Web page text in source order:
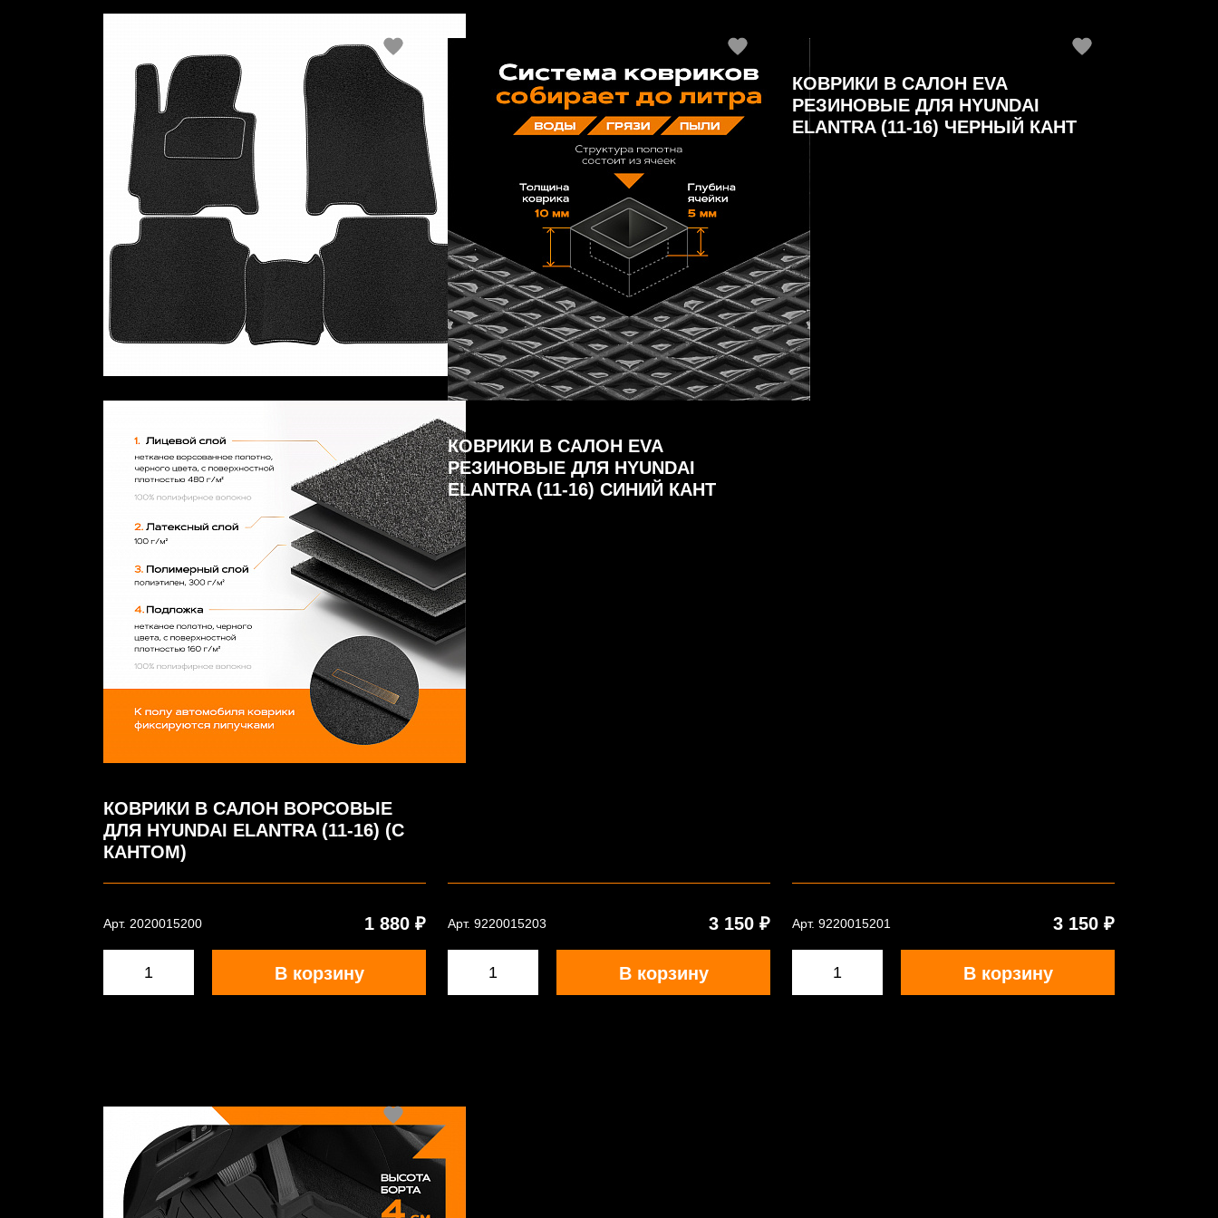
КОВРИКИ В САЛОН ВОРСОВЫЕ
ДЛЯ HYUNDAI ELANTRA (11-16) (С
КАНТОМ)
Арт. 2020015200 1 880 ₽
В корзину
КОВРИКИ В САЛОН EVA
РЕЗИНОВЫЕ ДЛЯ HYUNDAI
ELANTRA (11-16) СИНИЙ КАНТ
Арт. 9220015203 3 150 ₽
В корзину
КОВРИКИ В САЛОН EVA
РЕЗИНОВЫЕ ДЛЯ HYUNDAI
ELANTRA (11-16) ЧЕРНЫЙ КАНТ
Арт. 9220015201 3 150 ₽
В корзину